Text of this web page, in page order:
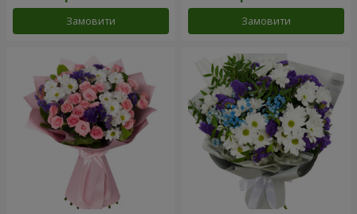
Замовити Замовити